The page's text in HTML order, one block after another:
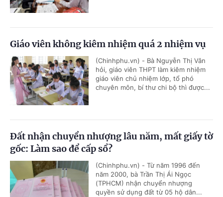
Giáo viên không kiêm nhiệm quá 2 nhiệm vụ
(Chinhphu.vn) - Bà Nguyễn Thị Vân
hỏi, giáo viên THPT làm kiêm nhiệm
giáo viên chủ nhiệm lớp, tổ phó
chuyên môn, bí thư chi bộ thì được...
Đất nhận chuyển nhượng lâu năm, mất giấy tờ
gốc: Làm sao để cấp sổ?
(Chinhphu.vn) - Từ năm 1996 đến
năm 2000, bà Trần Thị Ái Ngọc
(TPHCM) nhận chuyển nhượng
quyền sử dụng đất từ 05 hộ dân...